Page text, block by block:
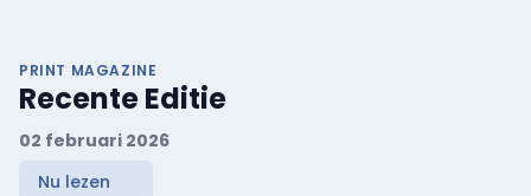
PRINT MAGAZINE
Recente Editie
02 februari 2026
Nu lezen